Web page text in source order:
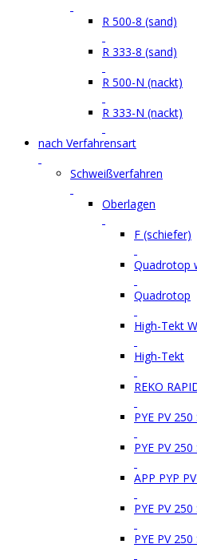
R 500-8 (sand)
R 333-8 (sand)
R 500-N (nackt)
R 333-N (nackt)
nach Verfahrensart
Schweißverfahren
Oberlagen
F (schiefer)
Quadrotop
Quadrotop
High-Tekt
High-Tekt
REKO
PYE PV
PYE PV
APP PYP
PYE PV
PYE PV